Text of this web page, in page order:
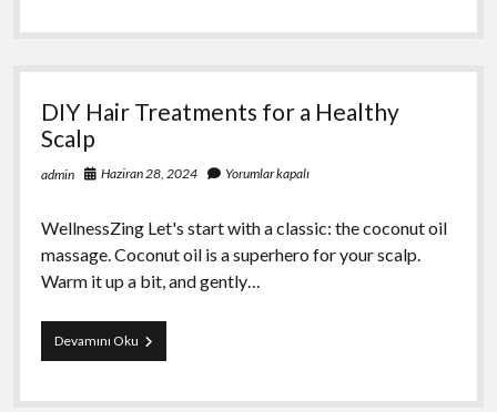
Kültürel
DIY Hair Treatments for a Healthy
Scalp
admin Haziran 28, 2024 Yorumlar kapalı
WellnessZing Let's start with a classic: the coconut oil
massage. Coconut oil is a superhero for your scalp.
Warm it up a bit, and gently…
Devamını OkuDIY
Hair
for